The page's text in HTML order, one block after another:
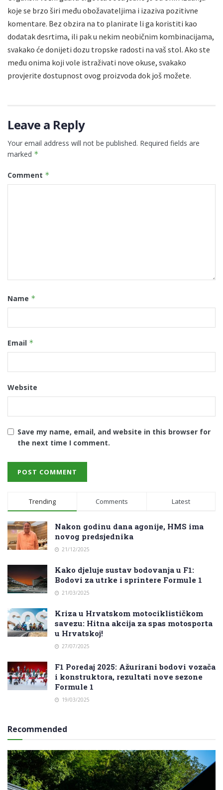
koje se brzo širi među obožavateljima i izaziva pozitivne
komentare. Bez obzira na to planirate li ga koristiti kao
dodatak desrtima, ili pak u nekim neobičnim kombinacijama,
svakako će donijeti dozu tropske radosti na vaš stol. Ako ste
među onima koji vole istraživati nove okuse, svakako
provjerite dostupnost ovog proizvoda dok još možete.
Leave a Reply
Your email address will not be published. Required fields are
marked *
Comment *
Name *
Email *
Website
Save my name, email, and website in this browser for
the next time I comment.
Trending Comments Latest
Nakon godinu dana agonije, HMS ima
novog predsjednika
21/12/2025
Kako djeluje sustav bodovanja u F1:
Bodovi za utrke i sprintere Formule 1
21/03/2025
Kriza u Hrvatskom motociklističkom
savezu: Hitna akcija za spas motosporta
u Hrvatskoj!
27/07/2025
F1 Poredaj 2025: Ažurirani bodovi vozača
i konstruktora, rezultati nove sezone
Formule 1
19/03/2025
Recommended